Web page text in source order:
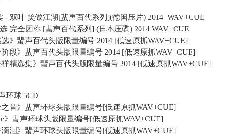
- 双叶 笑傲江湖[蜚声百代系列](德国压片) 2014 WAV+CUE
完全因你 [蜚声百代系列] (日本压碟) 2014 WAV+CUE
选》蜚声百代头版限量编号 2014 [低速原抓WAV+CUE]
阶段》蜚声百代头版限量编号 2014 [低速原抓WAV+CUE]
祥精选集》蜚声百代头版限量编号 2014 [低速原抓WAV+CUE]
环球 5CD
之音》蜚声环球头版限量编号[低速原抓WAV+CUE]
》蜚声环球头版限量编号[低速原抓WAV+CUE]
滴泪》蜚声环球头版限量编号[低速原抓WAV+CUE]